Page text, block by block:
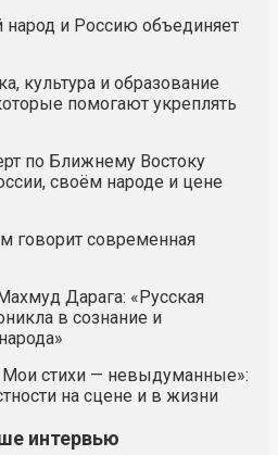
народ и Россию объединяет
культура и образование
помогают укреплять
по Ближнему Востоку
своём народе и цене
говорит современная
Дарага: «Русская
в сознание и
Мои стихи — невыдуманные»:
на сцене и в жизни
интервью